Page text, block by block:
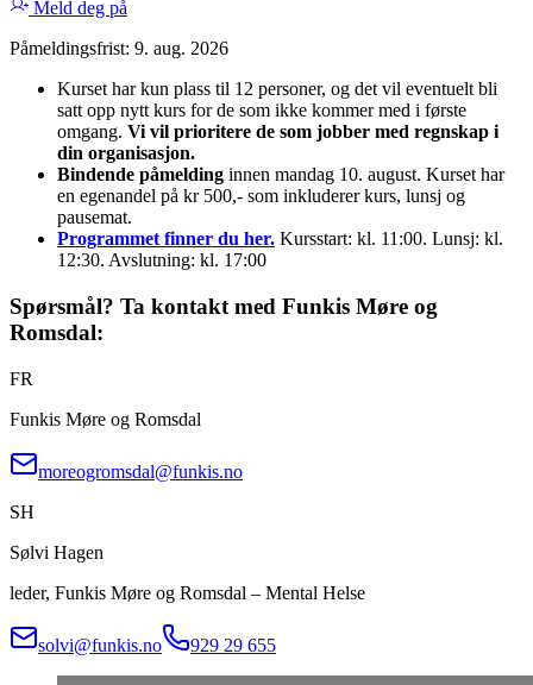
Meld deg på
Påmeldingsfrist: 9. aug. 2026
Kurset har kun plass til 12 personer, og det vil eventuelt bli
satt opp nytt kurs for de som ikke kommer med i første
omgang. Vi vil prioritere de som jobber med regnskap i
din organisasjon.
Bindende påmelding innen mandag 10. august. Kurset har
en egenandel på kr 500,- som inkluderer kurs, lunsj og
pausemat.
Programmet finner du her. Kursstart: kl. 11:00. Lunsj: kl.
12:30. Avslutning: kl. 17:00
Spørsmål? Ta kontakt med Funkis Møre og
Romsdal:
FR
Funkis Møre og Romsdal
moreogromsdal@funkis.no
SH
Sølvi Hagen
leder, Funkis Møre og Romsdal – Mental Helse
solvi@funkis.no 929 29 655